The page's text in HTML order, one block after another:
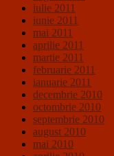
iulie 2011
iunie 2011
mai 2011
aprilie 2011
martie 2011
februarie 2011
ianuarie 2011
decembrie 2010
octombrie 2010
septembrie 2010
august 2010
mai 2010